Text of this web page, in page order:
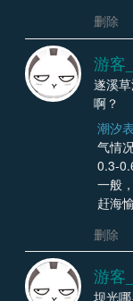
删除
游客
遂溪
啊？
潮汐
气情
0.3-
一般
赶海
删除
游客
坝光